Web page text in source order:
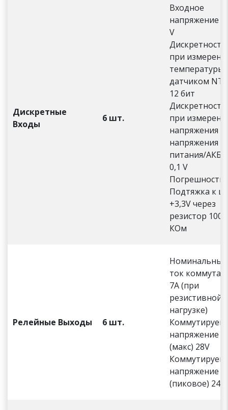
Дискретные
Входы
6 шт.
Входное
напряжение
V
Дискретность
при
температуры
датчиком
12 бит
Дискретность
при
напряжения (и
напряжения
питания/
0,1 V
Погрешность
Подтяжка к
+3,3V через
резистор 100
КОм
Релейные Выходы 6 шт.
Номинальный
ток
7А (при
резистивной
нагрузке)
напряжение
(макс) 28V
напряжение
(пиковое)